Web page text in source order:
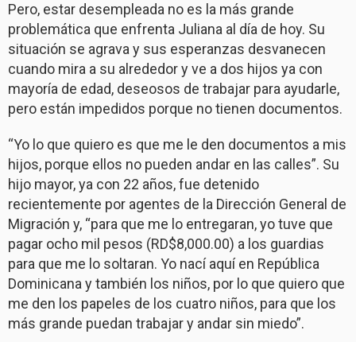
Pero, estar desempleada no es la más grande
problemática que enfrenta Juliana al día de hoy. Su
situación se agrava y sus esperanzas desvanecen
cuando mira a su alrededor y ve a dos hijos ya con
mayoría de edad, deseosos de trabajar para ayudarle,
pero están impedidos porque no tienen documentos.
“Yo lo que quiero es que me le den documentos a mis
hijos, porque ellos no pueden andar en las calles”. Su
hijo mayor, ya con 22 años, fue detenido
recientemente por agentes de la Dirección General de
Migración y, “para que me lo entregaran, yo tuve que
pagar ocho mil pesos (RD$8,000.00) a los guardias
para que me lo soltaran. Yo nací aquí en República
Dominicana y también los niños, por lo que quiero que
me den los papeles de los cuatro niños, para que los
más grande puedan trabajar y andar sin miedo”.